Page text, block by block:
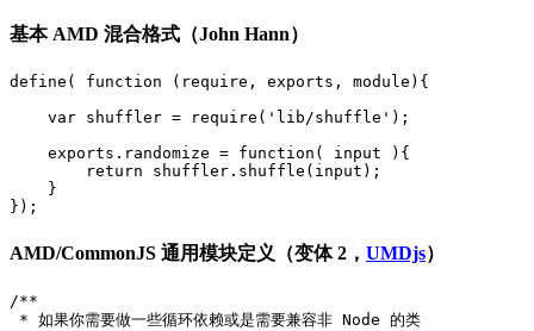
基本 AMD 混合格式（John Hann）
define( function (require, exports, module){
    var shuffler = require('lib/shuffle');
    exports.randomize = function( input ){
        return shuffler.shuffle(input);
    }
AMD/CommonJS 通用模块定义（变体 2， UMDjs）
/**
* 如果你需要做一些循环依赖或是需要兼容非 Node 的类